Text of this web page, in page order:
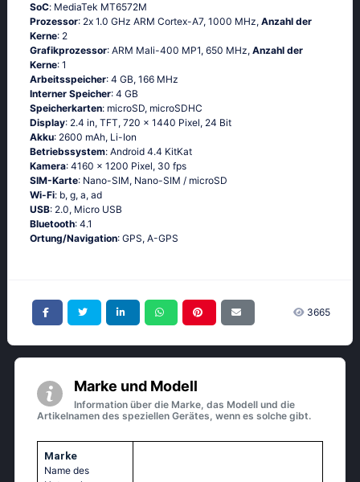
SoC: МеdiаТеk МТ6572М
Prozessor: 2х 1.0 GНz АRМ Соrtех-А7, 1000 MHz, Anzahl der
Kerne: 2
Grafikprozessor: ARM Mali-400 MP1, 650 MHz, Anzahl der
Kerne: 1
Arbeitsspeicher: 4 GB, 166 MHz
Interner Speicher: 4 GB
Speicherkarten: microSD, microSDHC
Display: 2.4 in, TFT, 720 x 1440 Pixel, 24 Bit
Akku: 2600 mAh, Li-Ion
Betriebssystem: Аndrоid 4.4 ΚitΚаt
Kamera: 4160 x 1200 Pixel, 30 fps
SIM-Karte: Nano-SIM, Nano-SIM / microSD
Wi-Fi: b, g, а, аd
USB: 2.0, Micro USB
Bluetooth: 4.1
Ortung/Navigation: GРS, А-GРS
3665
Marke und Modell
Information über die Marke, das Modell und die
Artikelnamen des speziellen Gerätes, wenn es solche gibt.
Marke
Name des